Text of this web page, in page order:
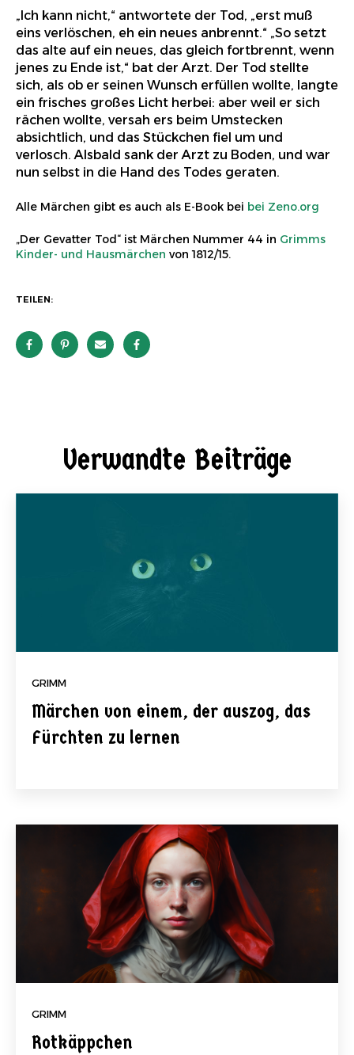
„Ich kann nicht,“ antwortete der Tod, „erst muß
eins verlöschen, eh ein neues anbrennt.“ „So setzt
das alte auf ein neues, das gleich fortbrennt, wenn
jenes zu Ende ist,“ bat der Arzt. Der Tod stellte
sich, als ob er seinen Wunsch erfüllen wollte, langte
ein frisches großes Licht herbei: aber weil er sich
rächen wollte, versah ers beim Umstecken
absichtlich, und das Stückchen fiel um und
verlosch. Alsbald sank der Arzt zu Boden, und war
nun selbst in die Hand des Todes geraten.
Alle Märchen gibt es auch als E-Book bei bei Zeno.org
„Der Gevatter Tod“ ist Märchen Nummer 44 in Grimms
Kinder- und Hausmärchen von 1812/15.
TEILEN:
Verwandte Beiträge
GRIMM
Märchen von einem, der auszog, das
Fürchten zu lernen
GRIMM
Rotkäppchen